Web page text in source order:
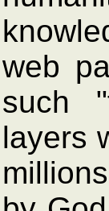
web
such
layers